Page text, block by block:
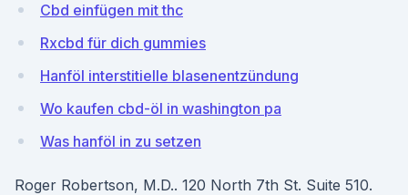
Cbd einfügen mit thc
Rxcbd für dich gummies
Hanföl interstitielle blasenentzündung
Wo kaufen cbd-öl in washington pa
Was hanföl in zu setzen
Roger Robertson, M.D.. 120 North 7th St. Suite 510.